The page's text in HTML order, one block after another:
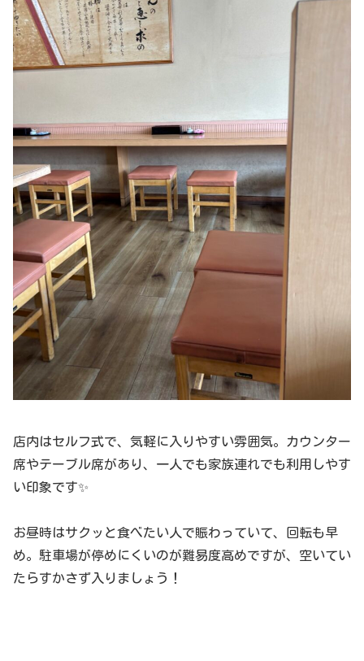
店内はセルフ式で、気軽に入りやすい雰囲気。カウンター
席やテーブル席があり、一人でも家族連れでも利用しやす
い印象です✨
お昼時はサクッと食べたい人で賑わっていて、回転も早
め。駐車場が停めにくいのが難易度高めですが、空いてい
たらすかさず入りましょう！